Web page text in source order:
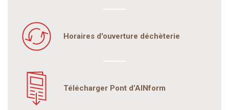
Horaires d'ouverture déchèterie
Télécharger Pont d’AINform